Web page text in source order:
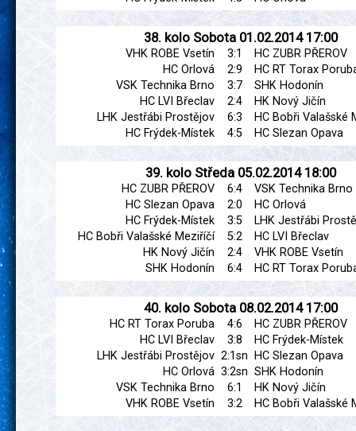
38. kolo Sobota 01.02.2014 17:00
VHK ROBE Vsetín 3:1
HC ZUBR PŘEROV
HC Orlová
2:9
HC RT Torax
VSK Technika Brno
3:7
SHK Hodonín
HC LVI Břeclav
2:4
HK Nový Jičín
LHK Jestřábi Prostějov
6:3
HC Bobři Valašské
HC Frýdek-Místek
4:5 HC Slezan Opava
39. kolo Středa 05.02.2014 18:00
HC ZUBR PŘEROV 6:4
VSK Technika Brno
HC Slezan Opava
2:0
HC Orlová
HC Frýdek-Místek
3:5
LHK Jestřábi
HC Bobři Valašské Meziříčí
5:2
HC LVI Břeclav
HK Nový Jičín
2:4
VHK ROBE Vsetín
SHK Hodonín
6:4 HC RT Torax
40. kolo Sobota 08.02.2014 17:00
HC RT Torax Poruba 4:6
HC ZUBR PŘEROV
HC LVI Břeclav
3:8
HC Frýdek-Místek
LHK Jestřábi Prostějov 2:1sn
HC Slezan Opava
HC Orlová 3:2sn SHK Hodonín
VSK Technika Brno
6:1
HK Nový Jičín
VHK ROBE Vsetín
3:2 HC Bobři Valašské